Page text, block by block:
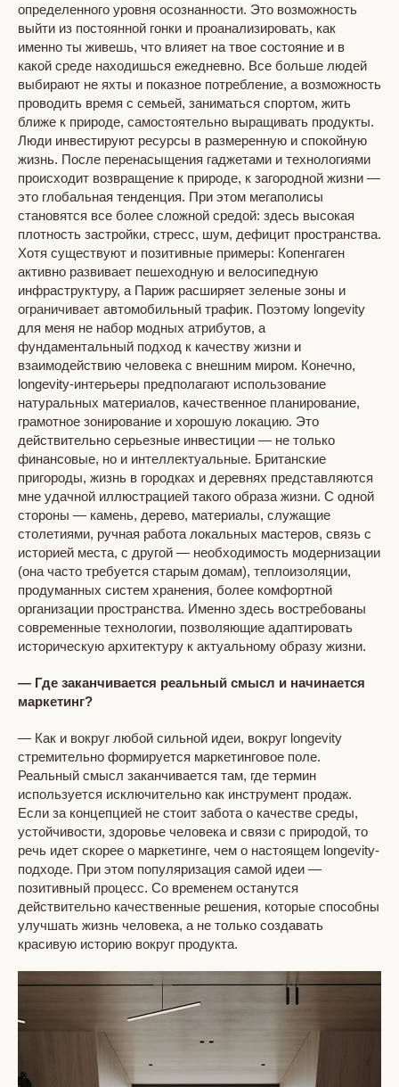
определенного уровня осознанности. Это возможность
выйти из постоянной гонки и проанализировать, как
именно ты живешь, что влияет на твое состояние и в
какой среде находишься ежедневно. Все больше людей
выбирают не яхты и показное потребление, а возможность
проводить время с семьей, заниматься спортом, жить
ближе к природе, самостоятельно выращивать продукты.
Люди инвестируют ресурсы в размеренную и спокойную
жизнь. После перенасыщения гаджетами и технологиями
происходит возвращение к природе, к загородной жизни —
это глобальная тенденция. При этом мегаполисы
становятся все более сложной средой: здесь высокая
плотность застройки, стресс, шум, дефицит пространства.
Хотя существуют и позитивные примеры: Копенгаген
активно развивает пешеходную и велосипедную
инфраструктуру, а Париж расширяет зеленые зоны и
ограничивает автомобильный трафик. Поэтому longevity
для меня не набор модных атрибутов, а
фундаментальный подход к качеству жизни и
взаимодействию человека с внешним миром. Конечно,
longevity-интерьеры предполагают использование
натуральных материалов, качественное планирование,
грамотное зонирование и хорошую локацию. Это
действительно серьезные инвестиции — не только
финансовые, но и интеллектуальные. Британские
пригороды, жизнь в городках и деревнях представляются
мне удачной иллюстрацией такого образа жизни. С одной
стороны — камень, дерево, материалы, служащие
столетиями, ручная работа локальных мастеров, связь с
историей места, с другой — необходимость модернизации
(она часто требуется старым домам), теплоизоляции,
продуманных систем хранения, более комфортной
организации пространства. Именно здесь востребованы
современные технологии, позволяющие адаптировать
историческую архитектуру к актуальному образу жизни.
— Где заканчивается реальный смысл и начинается
маркетинг?
— Как и вокруг любой сильной идеи, вокруг longevity
стремительно формируется маркетинговое поле.
Реальный смысл заканчивается там, где термин
используется исключительно как инструмент продаж.
Если за концепцией не стоит забота о качестве среды,
устойчивости, здоровье человека и связи с природой, то
речь идет скорее о маркетинге, чем о настоящем longevity-
подходе. При этом популяризация самой идеи —
позитивный процесс. Со временем останутся
действительно качественные решения, которые способны
улучшать жизнь человека, а не только создавать
красивую историю вокруг продукта.